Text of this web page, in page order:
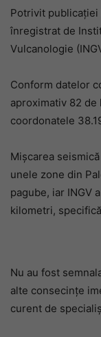
Potrivit publicației
înregistrat de
Vulcanologie
Conform datelor
aproximativ 82
coordonatele
Mișcarea
unele zone din
pagube, iar INGV
kilometri,
Nu au fost
alte consecințe
curent de